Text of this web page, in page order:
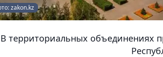
zakon.kz
В территориальных объединениях